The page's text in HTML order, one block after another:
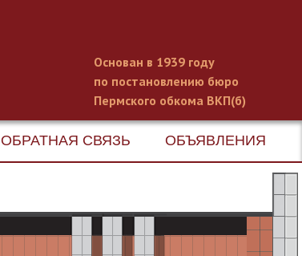
Основан в 1939 году
по постановлению бюро
Пермского обкома ВКП(б)
ОБРАТНАЯ СВЯЗЬ ОБЪЯВЛЕНИЯ